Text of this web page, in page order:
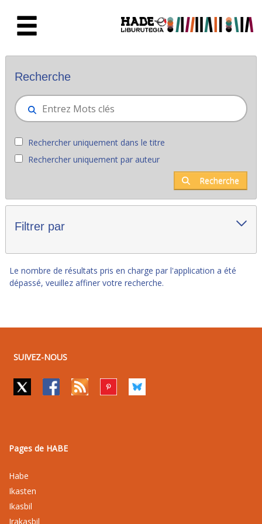
Nouveaux livres - Liburutegia
Recherche
Rechercher uniquement dans le titre
Rechercher uniquement par auteur
Recherche
Filtrer par
Le nombre de résultats pris en charge par l'application a été
dépassé, veuillez affiner votre recherche.
SUIVEZ-NOUS
Pages de HABE
Habe
Ikasten
Ikasbil
Irakasbil